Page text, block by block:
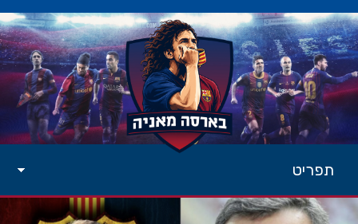
תפריט